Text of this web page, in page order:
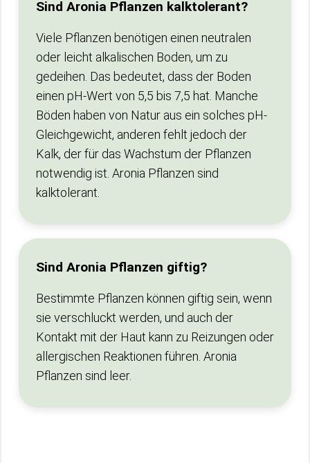
Sind Aronia Pflanzen kalktolerant?
Viele Pflanzen benötigen einen neutralen
oder leicht alkalischen Boden, um zu
gedeihen. Das bedeutet, dass der Boden
einen pH-Wert von 5,5 bis 7,5 hat. Manche
Böden haben von Natur aus ein solches pH-
Gleichgewicht, anderen fehlt jedoch der
Kalk, der für das Wachstum der Pflanzen
notwendig ist. Aronia Pflanzen sind
kalktolerant.
Sind Aronia Pflanzen giftig?
Bestimmte Pflanzen können giftig sein, wenn
sie verschluckt werden, und auch der
Kontakt mit der Haut kann zu Reizungen oder
allergischen Reaktionen führen. Aronia
Pflanzen sind leer.